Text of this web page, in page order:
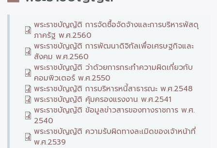
พระราชบัญญัติ การจัดซื้อจัดจ้างและการบริหารพัสดุ
ภาครัฐ พ.ศ.2560
พระราชบัญญัติ การพัฒนาดิจิทัลเพื่อเศรษฐกิจและ
สังคม พ.ศ.2560
พระราชบัญญัติ ว่าด้วยการกระทำความผิดเกี่ยวกับ
คอมพิวเตอร์ พ.ศ.2550
พระราชบัญญัติ การบริหารหนี้สาธารณะ พ.ศ.2548
พระราชบัญญัติ คุ้มครองแรงงาน พ.ศ.2541
พระราชบัญญัติ ข้อมูลข่าวสารของทางราชการ พ.ศ.
2540
พระราชบัญญัติ ความรับผิดทางละเมิดของเจ้าหน้าที่
พ.ศ.2539